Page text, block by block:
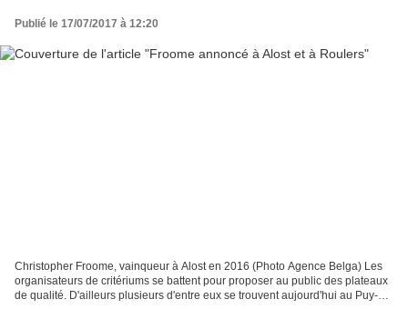
Publié le 17/07/2017 à 12:20
Christopher Froome, vainqueur à Alost en 2016 (Photo Agence Belga) Les
organisateurs de critériums se battent pour proposer au public des plateaux
de qualité. D'ailleurs plusieurs d'entre eux se trouvent aujourd'hui au Puy-